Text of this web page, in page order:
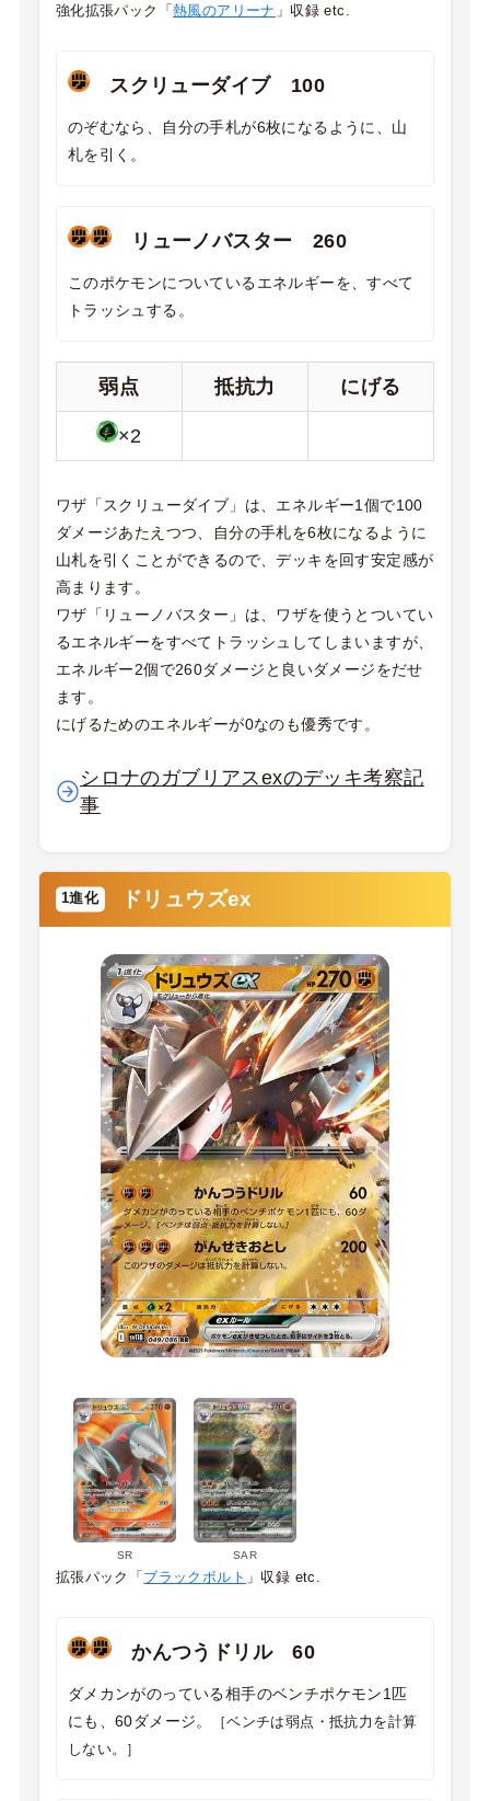
強化拡張パック「熱風のアリーナ 」収録 etc.
スクリューダイブ 100
のぞむなら、自分の手札が6枚になるように、山
札を引く。
リューノバスター 260
このポケモンについているエネルギーを、すべて
トラッシュする。
弱点 抵抗力 にげる
×2
ワザ「スクリューダイブ」は、エネルギー1個で100
ダメージあたえつつ、自分の手札を6枚になるように
山札を引くことができるので、デッキを回す安定感が
高まります。
ワザ「リューノバスター」は、ワザを使うとついてい
るエネルギーをすべてトラッシュしてしまいますが、
エネルギー2個で260ダメージと良いダメージをだせ
ます。
にげるためのエネルギーが0なのも優秀です。
シロナのガブリアスexのデッキ考察記
事
ドリュウズex
SR SAR
拡張パック「 ブラックボルト 」収録 etc.
かんつうドリル 60
ダメカンがのっている相手のベンチポケモン1匹
にも、60ダメージ。
［ベンチは弱点・抵抗力を計算
しない。］